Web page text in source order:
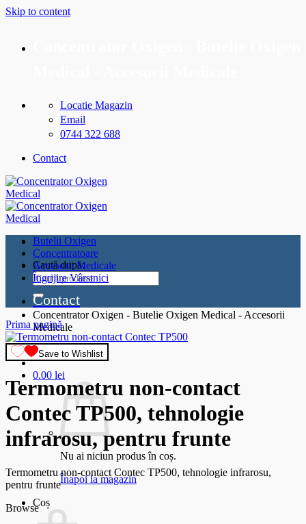
Skip to content
Locatie Magazin
Email
0744 322 688
Contact
Caută după:
Concentrator Oxigen - Butelie Oxigen Medical - Accesorii
Medicale
0.00 lei
Nu ai niciun produs în coș.
Înapoi la magazin
Coș
Butelii Oxigen
Concentratoare
Accesorii Medicale
Îngrijire Vârstnici
Contact
Prima pagină
Save to Wishlist
Termometru non-contact
Contec TP500, tehnologie
infrarosu, pentru frunte
Termometru non-contact Contec TP500, tehnologie infrarosu,
pentru frunte
Browse